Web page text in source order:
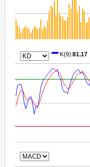
K(9):81.17